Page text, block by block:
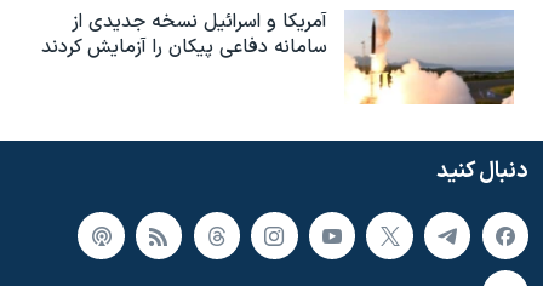
آمریکا و اسرائیل نسخه جدیدی از
سامانه دفاعی پیکان را آزمایش کردند
دنبال کنید